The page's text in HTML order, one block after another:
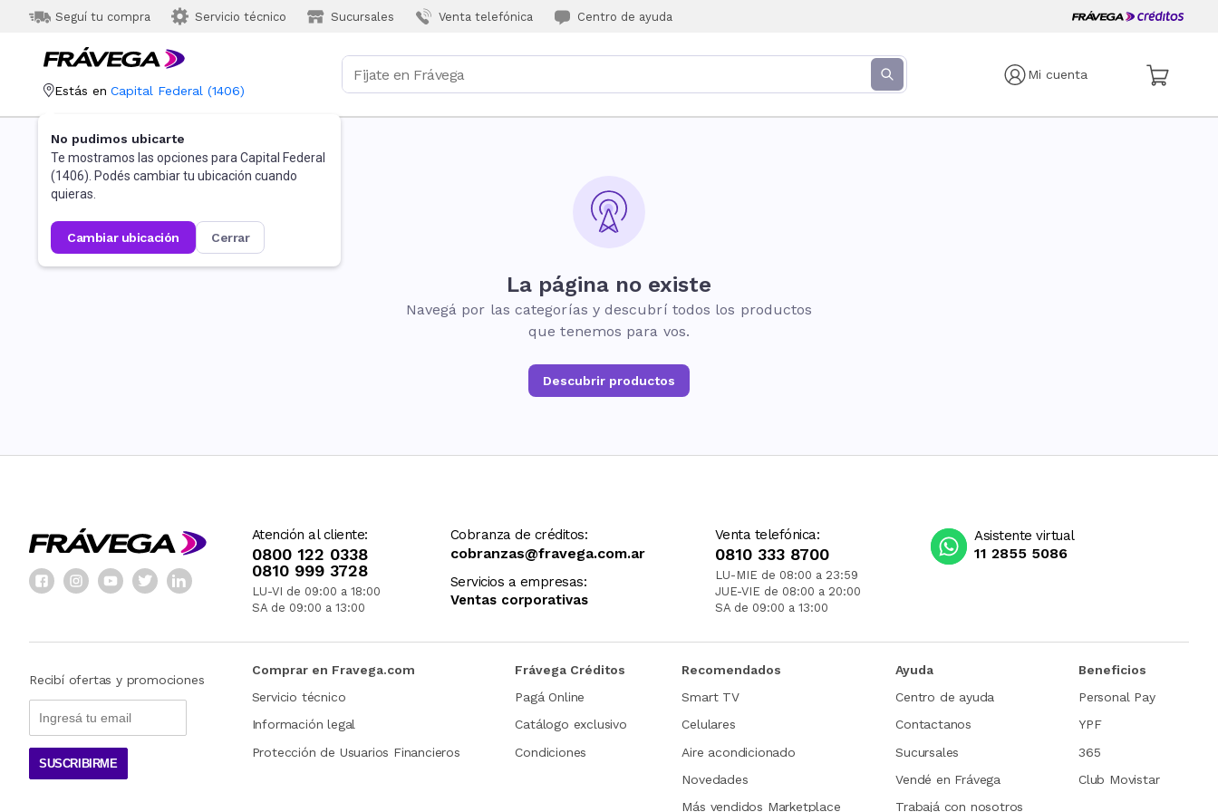
Seguí tu compra Servicio técnico Sucursales Venta telefónica Centro de ayuda
Mi cuenta
Estás en Capital Federal (1406)
No pudimos ubicarte
Te mostramos las opciones para Capital Federal
(1406). Podés cambiar tu ubicación cuando
quieras.
cambiar ubicación cerrar
La página no existe
Navegá por las categorías y descubrí todos los productos
que tenemos para vos.
Descubrir productos
Atención al cliente:
0800 122 0338
0810 999 3728
LU-VI de 09:00 a 18:00
SA de 09:00 a 13:00
Cobranza de créditos:
cobranzas@fravega.com.ar
Servicios a empresas:
Ventas corporativas
Venta telefónica:
0810 333 8700
LU-MIE de 08:00 a 23:59
JUE-VIE de 08:00 a 20:00
SA de 09:00 a 13:00
Asistente virtual
11 2855 5086
Recibí ofertas y promociones
SUSCRIBIRME
Comprar en Fravega.com
Servicio técnico
Información legal
Protección de Usuarios Financieros
Frávega Créditos
Pagá Online
Catálogo exclusivo
Condiciones
Recomendados
Smart TV
Celulares
Aire acondicionado
Novedades
Más vendidos Marketplace
Ayuda
Centro de ayuda
Contactanos
Sucursales
Vendé en Frávega
Trabajá con nosotros
Beneficios
Personal Pay
YPF
365
Club Movistar